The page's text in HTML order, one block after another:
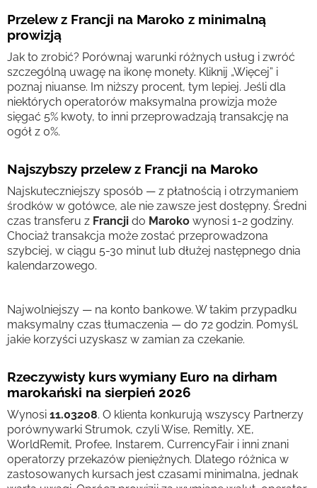
Przelew z Francji na Maroko z minimalną
prowizją
Jak to zrobić? Porównaj warunki różnych usług i zwróć
szczególną uwagę na ikonę monety. Kliknij „Więcej” i
poznaj niuanse. Im niższy procent, tym lepiej. Jeśli dla
niektórych operatorów maksymalna prowizja może
sięgać 5% kwoty, to inni przeprowadzają transakcję na
ogół z 0%.
Najszybszy przelew z Francji na Maroko
Najskuteczniejszy sposób — z płatnością i otrzymaniem
środków w gotówce, ale nie zawsze jest dostępny. Średni
czas transferu z Francji do Maroko wynosi 1-2 godziny.
Chociaż transakcja może zostać przeprowadzona
szybciej, w ciągu 5-30 minut lub dłużej następnego dnia
kalendarzowego.
Najwolniejszy — na konto bankowe. W takim przypadku
maksymalny czas tłumaczenia — do 72 godzin. Pomyśl,
jakie korzyści uzyskasz w zamian za czekanie.
Rzeczywisty kurs wymiany Euro na dirham
marokański na sierpień 2026
Wynosi 11.03208. O klienta konkurują wszyscy Partnerzy
porównywarki Strumok, czyli Wise, Remitly, XE,
WorldRemit, Profee, Instarem, CurrencyFair i inni znani
operatorzy przekazów pieniężnych. Dlatego różnica w
zastosowanych kursach jest czasami minimalna, jednak